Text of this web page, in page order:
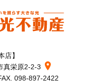
店】
真栄原2-2-3
098-897-2422